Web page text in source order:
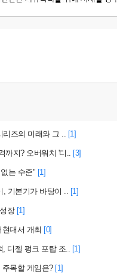
리즈의 미래와 그 .. [1]
까지? 오버워치 '디.. [3]
는 수준" [1]
, 기본기가 바탕이 .. [1]
장 [1]
대서 개최 [0]
, 디젤 펑크 포탑 조.. [1]
목할 게임은? [1]